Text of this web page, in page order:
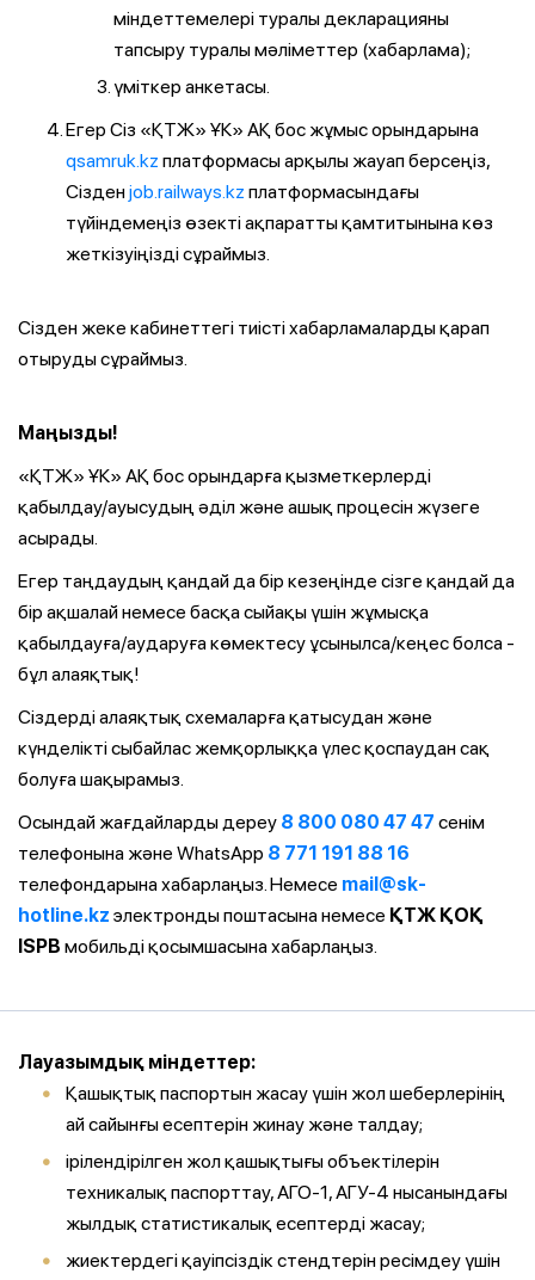
міндеттемелері туралы декларацияны
тапсыру туралы мәліметтер (хабарлама);
үміткер анкетасы.
Егер Сіз «ҚТЖ» ҰК» АҚ бос жұмыс орындарына
qsamruk.kz платформасы арқылы жауап берсеңіз,
Сізденjob.railways.kz платформасындағы
түйіндемеңіз өзекті ақпаратты қамтитынына көз
жеткізуіңізді сұраймыз.
Сізден жеке кабинеттегі тиісті хабарламаларды қарап
отыруды сұраймыз.
Маңызды!
«ҚТЖ» ҰК» АҚ бос орындарға қызметкерлерді
қабылдау/ауысудың әділ және ашық процесін жүзеге
асырады.
Егер таңдаудың қандай да бір кезеңінде сізге қандай да
бір ақшалай немесе басқа сыйақы үшін жұмысқа
қабылдауға/аударуға көмектесу ұсынылса/кеңес болса -
бұл алаяқтық!
Сіздерді алаяқтық схемаларға қатысудан және
күнделікті сыбайлас жемқорлыққа үлес қоспаудан сақ
болуға шақырамыз.
Осындай жағдайларды дереу 8 800 080 47 47 сенім
телефонына және WhatsApp 8 771 191 88 16
телефондарына хабарлаңыз. Немесе mail@sk-
hotline.kz электронды поштасына немесе ҚТЖ ҚОҚ
ISPB мобильді қосымшасына хабарлаңыз.
Лауазымдық міндеттер:
Қашықтық паспортын жасау үшін жол шеберлерінің
ай сайынғы есептерін жинау және талдау;
ірілендірілген жол қашықтығы объектілерін
техникалық паспорттау, АГО-1, АГУ-4 нысанындағы
жылдық статистикалық есептерді жасау;
жиектердегі қауіпсіздік стендтерін ресімдеу үшін